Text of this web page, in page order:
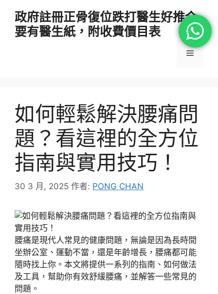
政府註冊正骨復位跌打醫生好推介
要有醫生紙，附收費價目表
選
如何輕鬆解決腰痛問
題？看這裡的全方位
指南與實用技巧！
30 3 月, 2025 作者: PONG CHAN
腰痛是現代人常見的健康問題，無論是因為長時間
坐辦公室、運動不當，還是年齡增長，腰痛都可能
隨時找上你。本文將提供一系列的指南、如何做法
及工具，幫助你有效舒緩腰痛，並解答一些常見的
問題。